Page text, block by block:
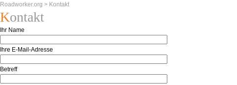
Roadworker.org > Kontakt
Kontakt
Ihr Name
Ihre E-Mail-Adresse
Betreff